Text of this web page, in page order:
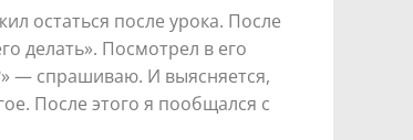
остаться после урока. После
делать». Посмотрел в его
— спрашиваю. И выясняется,
После этого я пообщался с